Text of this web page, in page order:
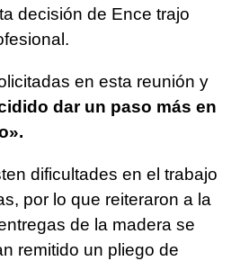
decisión de Ence trajo
en esta reunión y
dar un paso más en
dificultades en el trabajo
por lo que reiteraron a la
de la madera se
remitido un pliego de